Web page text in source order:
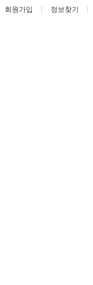
회원가입 정보찾기